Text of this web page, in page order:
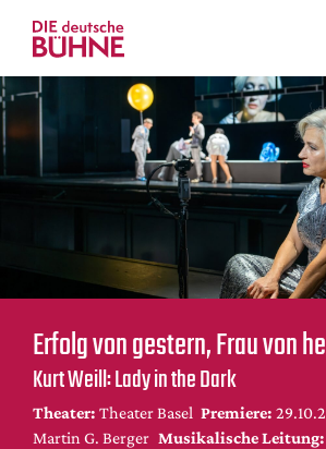
Schauspiel
Musiktheater
Tanz
Bühnenwelt
Festivals & Veranstaltungen
Menschen & Theater
Themen
Internationales
Nachrufe
Erfolg von gestern, Frau von
Kurt Weill: Lady in the Dark
Theater: Theater Basel Premiere:
Martin G. Berger Musikalische Leitung: